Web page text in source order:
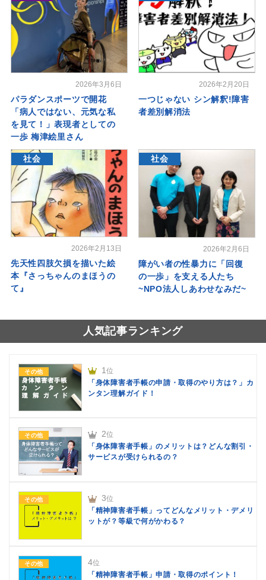
2026年3月6日
パラダンスポーツで開花
「病人ではない、元気な私
を見て！」表現者としての
一歩 梅津絵里さん
2026年2月20日
一つじゃない シン解釈!障害
者差別解消法
社会
2026年2月13日
先天性四肢欠損を描いた絵
本『さっちゃんのまほうの
て』
社会
2026年2月6日
障がい者の性暴力に「回復
の一歩」を支える人たち
~NPO法人しあわせなみだ~
人気記事ランキング
その他 1 位
「身体障害者手帳の申請・取得のやり方は？」カ
ンタン理解ガイド！
その他 2位
「身体障害者手帳」のメリットは？どんな割引・
サービスが受けられるの？
その他 3位
「精神障害者手帳」ってどんなメリット・デメリ
ットが？等級で何がかわる？
その他 4位
「精神障害者手帳」申請・取得のポイント！